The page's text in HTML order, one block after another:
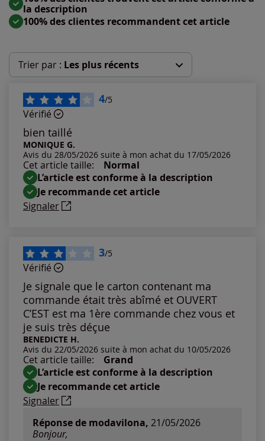
la description
100% des clientes recommandent cet article
Trier par : Les plus récents
Les plus récents
Les plus anciens
Notes les plus élevées
Notes les plus basses
4/5
Vérifié
bien taillé
MONIQUE G.
Avis du 28/05/2026 suite à mon achat du 17/05/2026
Cet article taille:
Normal
L’article est conforme à la description
Je recommande cet article
Signaler
3/5
Vérifié
Je signale que le carton contenant ma
commande était très abîmé et OUVERT
C’EST est ma 1ère commande chez vous et
je suis très déçue
BENEDICTE H.
Avis du 22/05/2026 suite à mon achat du 10/05/2026
Cet article taille:
Grand
L’article est conforme à la description
Je recommande cet article
Signaler
Réponse de modavilona, 21/05/2026
Bonjour,